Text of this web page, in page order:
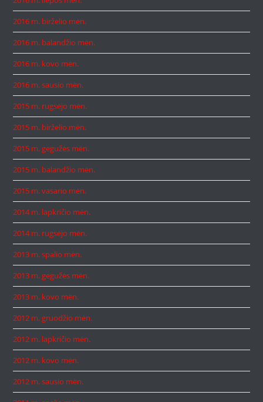
2016 m. birželio mėn.
2016 m. balandžio mėn.
2016 m. kovo mėn.
2016 m. sausio mėn.
2015 m. rugsėjo mėn.
2015 m. birželio mėn.
2015 m. gegužės mėn.
2015 m. balandžio mėn.
2015 m. vasario mėn.
2014 m. lapkričio mėn.
2014 m. rugsėjo mėn.
2013 m. spalio mėn.
2013 m. gegužės mėn.
2013 m. kovo mėn.
2012 m. gruodžio mėn.
2012 m. lapkričio mėn.
2012 m. kovo mėn.
2012 m. sausio mėn.